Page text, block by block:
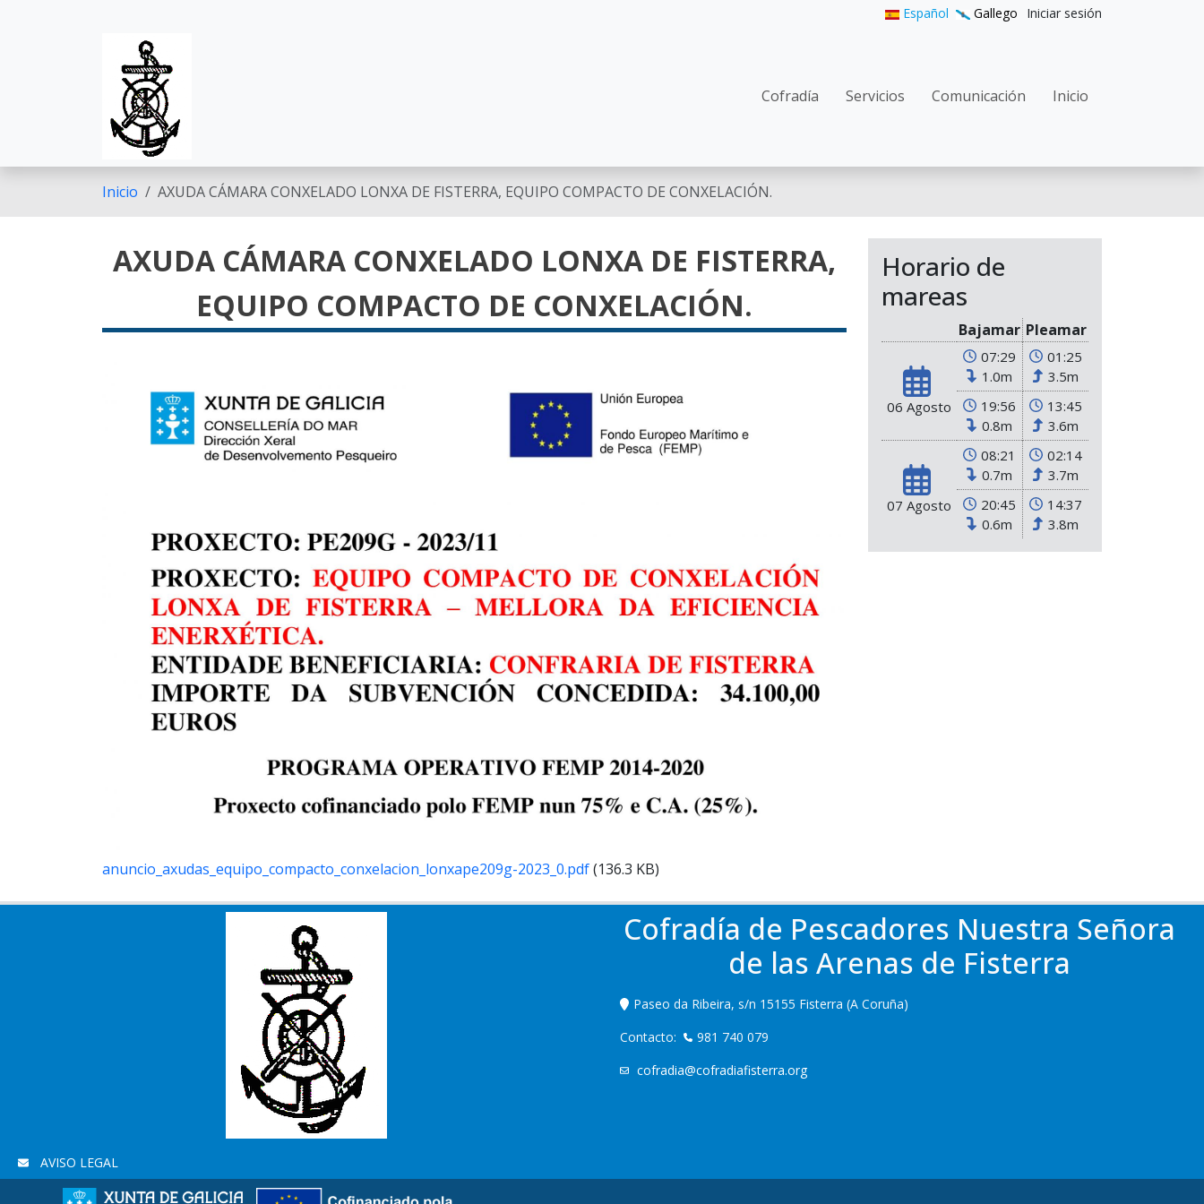
Español Gallego User
Iniciar sesión
Main navigation
Cofradía Servicios Comunicación Inicio
Inicio AXUDA CÁMARA CONXELADO LONXA DE FISTERRA, EQUIPO COMPACTO DE CONXELACIÓN.
AXUDA CÁMARA CONXELADO LONXA DE FISTERRA,
EQUIPO COMPACTO DE CONXELACIÓN.
anuncio_axudas_equipo_compacto_conxelacion_lonxape209g-2023_0.pdf(136.3 KB)
Horario de
mareas
Bajamar Pleamar
06 Agosto
07:29
1.0m
01:25
3.5m
19:56
0.8m
13:45
3.6m
07 Agosto
08:21
0.7m
02:14
3.7m
20:45
0.6m
14:37
3.8m
Cofradía de Pescadores Nuestra Señora
de las Arenas de Fisterra
Paseo da Ribeira, s/n 15155 Fisterra (A Coruña)
Contacto:
981 740 079
cofradia@cofradiafisterra.org
AVISO LEGAL